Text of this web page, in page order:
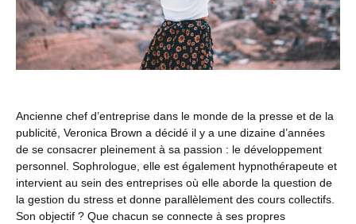
Ancienne chef d’entreprise dans le monde de la presse et de la
publicité, Veronica Brown a décidé il y a une dizaine d’années
de se consacrer pleinement à sa passion : le développement
personnel. Sophrologue, elle est également hypnothérapeute et
intervient au sein des entreprises où elle aborde la question de
la gestion du stress et donne parallèlement des cours collectifs.
Son objectif ? Que chacun se connecte à ses propres